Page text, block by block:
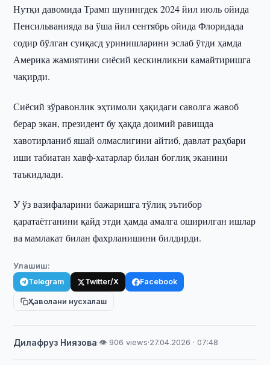
Нутқи давомида Трамп шунингдек 2024 йил июль ойида
Пенсильванияда ва ўша йил сентябрь ойида Флоридада
содир бўлган суиқасд уринишларини эслаб ўтди ҳамда
Америка жамиятини сиёсий кескинликни камайтиришга
чақирди.
Сиёсий зўравонлик эҳтимоли ҳақидаги саволга жавоб
берар экан, президент бу ҳақда доимий равишда
хавотирланиб яшай олмаслигини айтиб, давлат раҳбари
иши табиатан хавф-хатарлар билан боғлиқ эканини
таъкидлади.
У ўз вазифаларини бажаришга тўлиқ эътибор
қаратаётганини қайд этди ҳамда амалга оширилган ишлар
ва мамлакат билан фахрланишини билдирди.
Улашиш:
Telegram Twitter/X Facebook
Ҳаволани нусхалаш
Дилафруз Ниязова·👁 906 views·27.04.2026 · 07:48